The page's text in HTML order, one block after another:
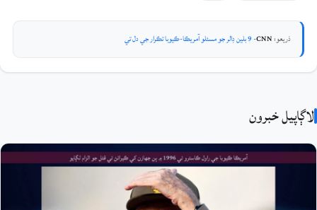
ذريعو: CNN- 9 بلين ڊالر جو مسئلو آمريڪا-ڪيوبا تڪرار جي دل تي
لاڳاپيل خبرون